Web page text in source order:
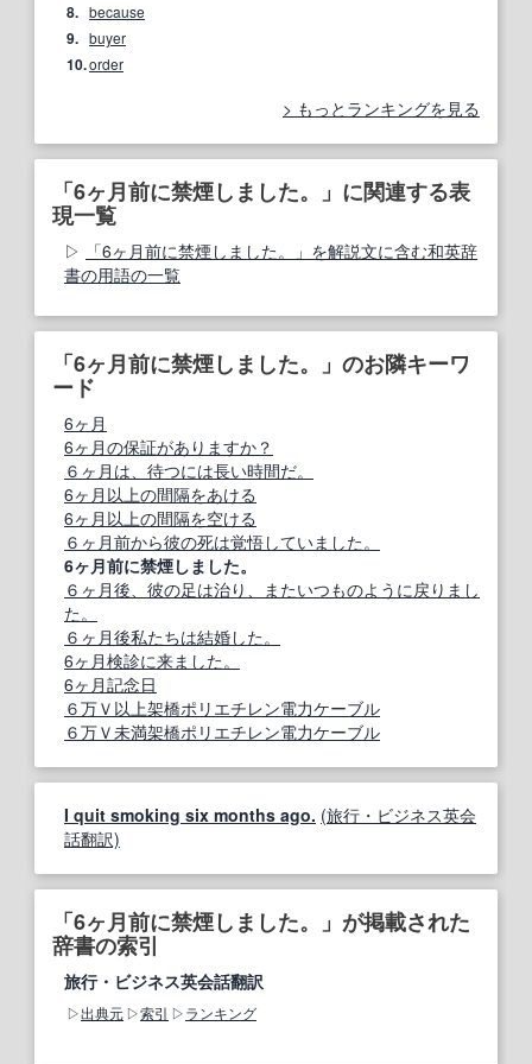
8. because
9. buyer
10.order
もっとランキングを見る
「6ヶ月前に禁煙しました。」に関連する表
現一覧
「6ヶ月前に禁煙しました。」を解説文に含む和英辞
書の用語の一覧
「6ヶ月前に禁煙しました。」のお隣キーワ
ード
6ヶ月
6ヶ月の保証がありますか？
６ヶ月は、待つには長い時間だ。
6ヶ月以上の間隔をあける
6ヶ月以上の間隔を空ける
６ヶ月前から彼の死は覚悟していました。
6ヶ月前に禁煙しました。
６ヶ月後、彼の足は治り、またいつものように戻りまし
た。
６ヶ月後私たちは結婚した。
6ヶ月検診に来ました。
6ヶ月記念日
６万Ｖ以上架橋ポリエチレン電力ケーブル
６万Ｖ未満架橋ポリエチレン電力ケーブル
I quit smoking six months ago. (旅行・ビジネス英会
話翻訳)
「6ヶ月前に禁煙しました。」が掲載された
辞書の索引
旅行・ビジネス英会話翻訳
出典元 索引 ランキング